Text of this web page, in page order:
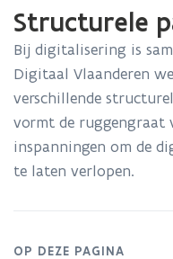
bevindt
op:
Structurele
partners
Structurele
Bij digitalisering is
Digitaal Vlaanderen
verschillende
vormt de ruggengraat
inspanningen om de
te laten verlopen.
OP DEZE PAGINA